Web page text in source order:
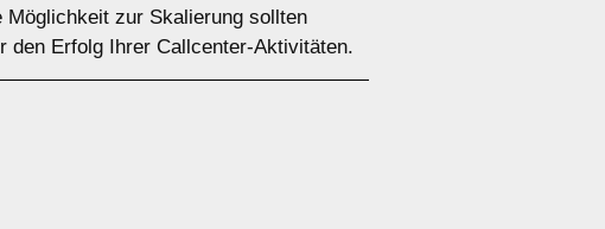
Möglichkeit zur Skalierung sollten
den Erfolg Ihrer Callcenter-Aktivitäten.